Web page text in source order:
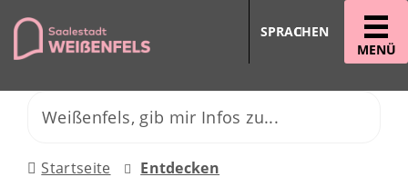
MENÜ
SPRACHEN
Startseite Entdecken